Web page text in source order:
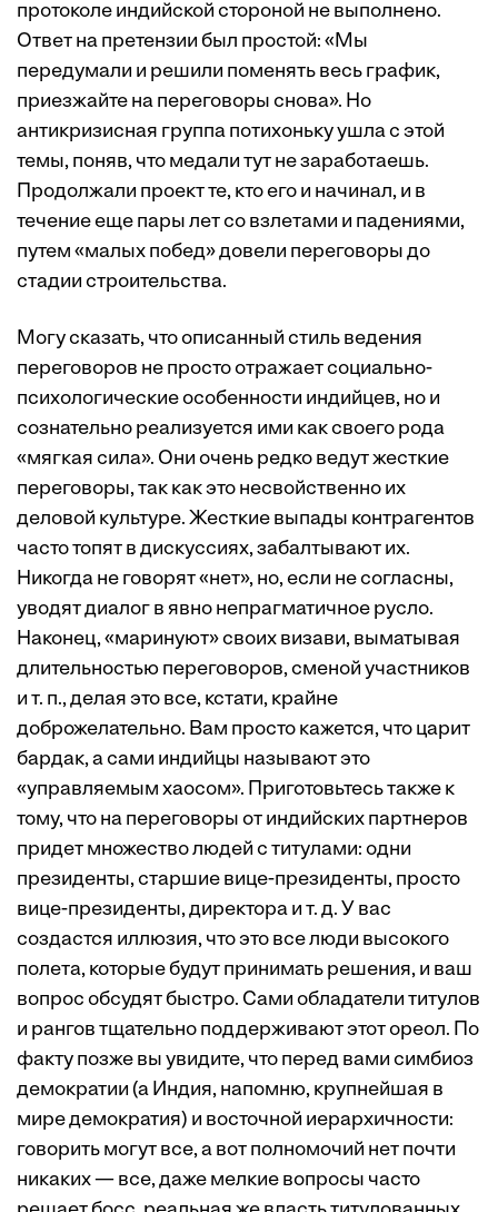
протоколе индийской стороной не выполнено.
Ответ на претензии был простой: «Мы
передумали и решили поменять весь график,
приезжайте на переговоры снова». Но
антикризисная группа потихоньку ушла с этой
темы, поняв, что медали тут не заработаешь.
Продолжали проект те, кто его и начинал, и в
течение еще пары лет со взлетами и падениями,
путем «малых побед» довели переговоры до
стадии строительства.
Могу сказать, что описанный стиль ведения
переговоров не просто отражает социально-
психологические особенности индийцев, но и
сознательно реализуется ими как своего рода
«мягкая сила». Они очень редко ведут жесткие
переговоры, так как это несвойственно их
деловой культуре. Жесткие выпады контрагентов
часто топят в дискуссиях, забалтывают их.
Никогда не говорят «нет», но, если не согласны,
уводят диалог в явно непрагматичное русло.
Наконец, «маринуют» своих визави, выматывая
длительностью переговоров, сменой участников
и т. п., делая это все, кстати, крайне
доброжелательно. Вам просто кажется, что царит
бардак, а сами индийцы называют это
«управляемым хаосом». Приготовьтесь также к
тому, что на переговоры от индийских партнеров
придет множество людей с титулами: одни
президенты, старшие вице-президенты, просто
вице-президенты, директора и т. д. У вас
создастся иллюзия, что это все люди высокого
полета, которые будут принимать решения, и ваш
вопрос обсудят быстро. Сами обладатели титулов
и рангов тщательно поддерживают этот ореол. По
факту позже вы увидите, что перед вами симбиоз
демократии (а Индия, напомню, крупнейшая в
мире демократия) и восточной иерархичности:
говорить могут все, а вот полномочий нет почти
никаких — все, даже мелкие вопросы часто